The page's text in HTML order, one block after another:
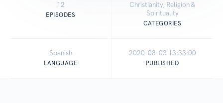
12
EPISODES
Christianity, Religion &
Spirituality
CATEGORIES
Spanish
LANGUAGE
2020-08-03 13:33:00
PUBLISHED